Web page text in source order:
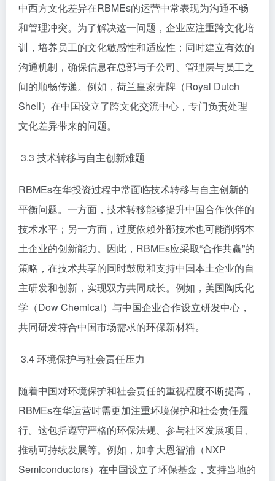
中西方文化差异在RBMEs的运营中常表现为沟通不畅
和管理冲突。为了解决这一问题，企业应注重跨文化培
训，培养员工的文化敏感性和适应性；同时建立有效的
沟通机制，确保信息在总部与子公司、管理层与员工之
间的顺畅传递。例如，荷兰皇家壳牌（Royal Dutch
Shell）在中国设立了跨文化交流中心，专门负责处理
文化差异带来的问题。
3.3 技术转移与自主创新难题
RBMEs在华投资过程中常面临技术转移与自主创新的
平衡问题。一方面，技术转移能够提升中国合作伙伴的
技术水平；另一方面，过度依赖外部技术也可能削弱本
土企业的创新能力。因此，RBMEs应采取“合作共赢”的
策略，在技术共享的同时鼓励和支持中国本土企业的自
主研发和创新，实现双方共同成长。例如，美国陶氏化
学（Dow Chemical）与中国企业合作设立研发中心，
共同研发符合中国市场需求的环保新材料。
3.4 环境保护与社会责任压力
随着中国对环境保护和社会责任的重视程度不断提高，
RBMEs在华运营时需更加注重环境保护和社会责任履
行。这包括遵守严格的环保法规、参与社区发展项目、
推动可持续发展等。例如，加拿大恩智浦（NXP
Semiconductors）在中国设立了环保基金，支持当地的